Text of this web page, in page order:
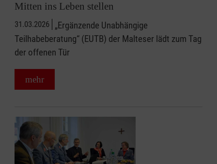
Mitten ins Leben stellen
31.03.2026 „Ergänzende Unabhängige
Teilhabeberatung“ (EUTB) der Malteser lädt zum Tag
der offenen Tür
mehr